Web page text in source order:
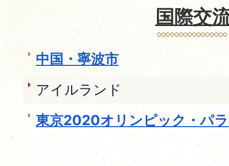
国際交
中国・寧波市
アイルランド
東京2020オリンピック・パ